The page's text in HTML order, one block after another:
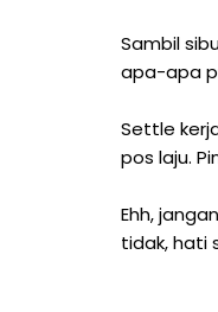
Sambil
apa-apa
Settle
pos laju.
Ehh,
tidak, hati